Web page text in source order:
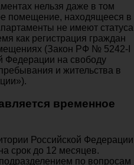
нельзя даже в том
помещение, находящееся в
не имеют статуса
как регистрация граждан
(Закон РФ № 5242-I
Федерации на свободу
и жительства в
временное
Российской Федерации
срок до 12 месяцев.
по вопросам